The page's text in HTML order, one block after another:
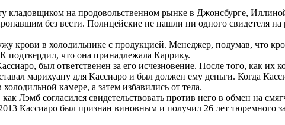
кладовщиком на продовольственном рынке в Джонсбурге,
без вести. Полицейские не нашли ни одного свидетеля
крови в холодильнике с продукцией. Менеджер, подумав, что
что она принадлежала Каррику.
был ответственен за его исчезновение. После того, как
марихуану для Кассиаро и был должен ему деньги. Когда
камере, а затем избавились от тела.
Лэмб согласился свидетельствовать против него в обмен на
Кассиаро был признан виновным и получил 26 лет тюремного